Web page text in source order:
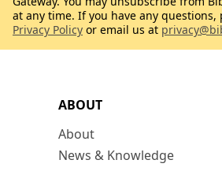
ABOUT
About
News & Knowledge
at any time. If you have any questions,
Privacy Policy or email us at